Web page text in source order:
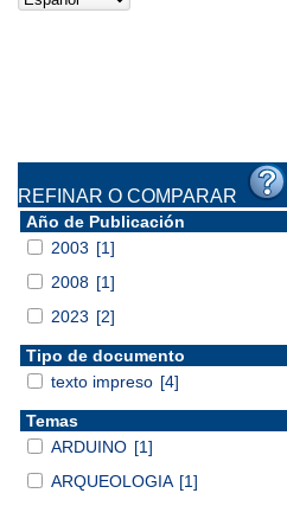
REFINAR O COMPARAR
Año de Publicación
2003 [1]
2008 [1]
2023 [2]
Tipo de documento
texto impreso [4]
Temas
ARDUINO [1]
ARQUEOLOGIA [1]